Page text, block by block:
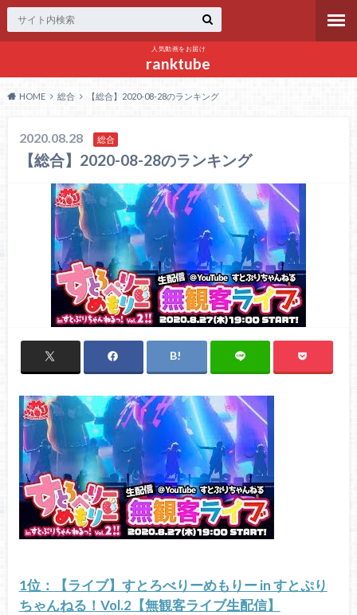
人気動画をお届け
ranktube
HOME 総合 【総合】2020-08-28のランキング
2020.08.28 総合
【総合】2020-08-28のランキング
1位：【ライブ】すとろべりーめもりー in すとぷり
ちゃんねる！Vol.2【無観客ライブ生配信】